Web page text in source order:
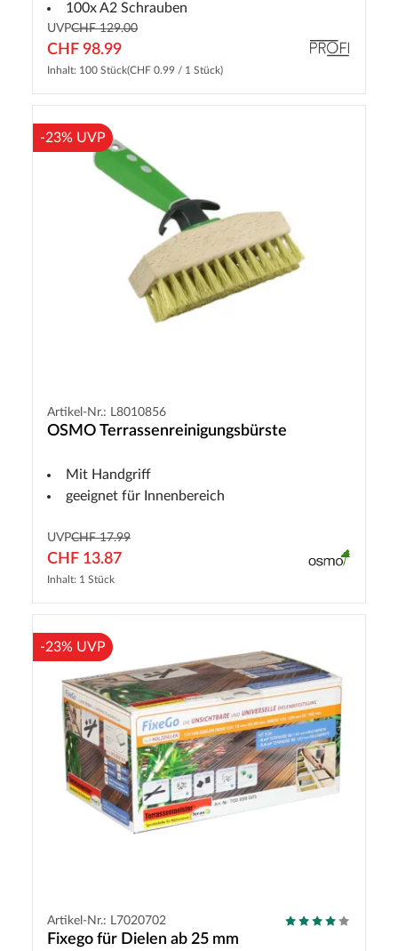
100x A2 Schrauben
UVPCHF 129.00
CHF 98.99
Inhalt: 100 Stück(CHF 0.99 / 1 Stück)
-23% UVP
Artikel-Nr.: L8010856
OSMO Terrassenreinigungsbürste
Mit Handgriff
geeignet für Innenbereich
UVPCHF 17.99
CHF 13.87
Inhalt: 1 Stück
-23% UVP
Artikel-Nr.: L7020702
Fixego für Dielen ab 25 mm